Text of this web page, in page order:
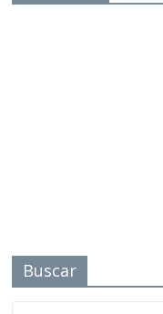
Buscar